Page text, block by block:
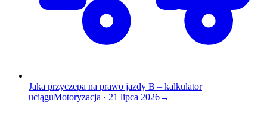
Jaka przyczepa na prawo jazdy B – kalkulator
uciąguMotoryzacja · 21 lipca 2026→